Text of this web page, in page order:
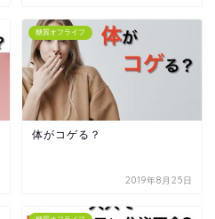
糖質オフライフ
体がコゲる？
2019年8月25日